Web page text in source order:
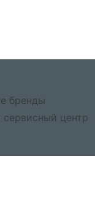
бренды
центр